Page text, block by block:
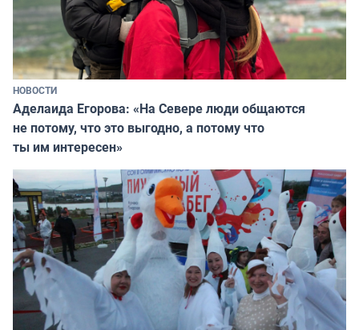
НОВОСТИ
Аделаида Егорова: «На Севере люди общаются
не потому, что это выгодно, а потому что
ты им интересен»